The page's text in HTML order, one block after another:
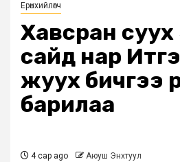
Ерөнхийлөгч
Хавсран
сайд нар
жуух бичгээ
барилаа
4 сар ago Аюуш Энхтуул